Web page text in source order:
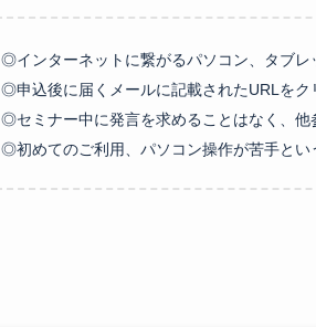
◎インターネットに繋がるパソコン、タブ
◎申込後に届くメールに記載されたURLをク
◎セミナー中に発言を求めることはなく、
◎初めてのご利用、パソコン操作が苦手とい